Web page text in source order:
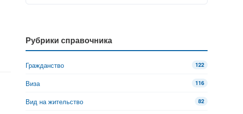
Рубрики справочника
Гражданство 122
Виза 116
Вид на жительство 82